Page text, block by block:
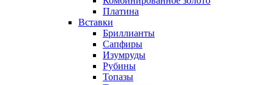
Платина
Вставки
Бриллианты
Сапфиры
Изумруды
Рубины
Топазы